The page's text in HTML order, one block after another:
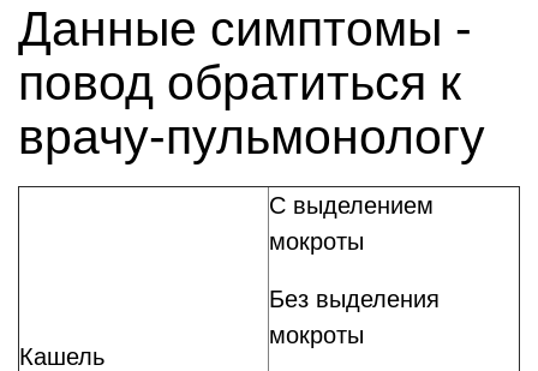
Данные симптомы -
повод обратиться к
врачу-пульмонологу
Кашель
С выделением
мокроты
Без выделения
мокроты